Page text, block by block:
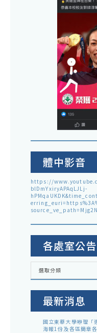
體中影音
https://
blDmYxiryAPAqLJLj-
各處室公告
各
室
告
選取分類
最新消息
國立東華大學辦理「
海報1份及各區簡章